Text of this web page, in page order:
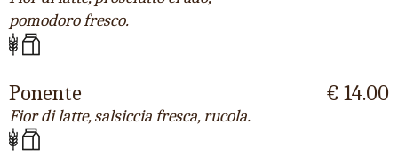
pomodoro fresco.
Ponente
Fior di latte, salsiccia fresca, rucola.
€ 14.00